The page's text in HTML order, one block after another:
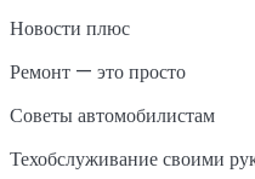
Новости плюс
Ремонт — это просто
Советы автомобилистам
Техобслуживание своими